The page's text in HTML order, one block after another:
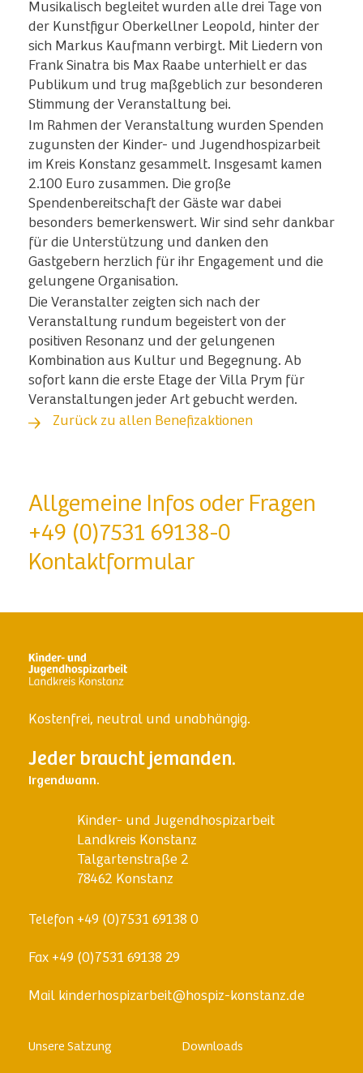
Musikalisch begleitet wurden alle drei Tage von
der Kunstfigur Oberkellner Leopold, hinter der
sich Markus Kaufmann verbirgt. Mit Liedern von
Frank Sinatra bis Max Raabe unterhielt er das
Publikum und trug maßgeblich zur besonderen
Stimmung der Veranstaltung bei.
Im Rahmen der Veranstaltung wurden Spenden
zugunsten der Kinder- und Jugendhospizarbeit
im Kreis Konstanz gesammelt. Insgesamt kamen
2.100 Euro zusammen. Die große
Spendenbereitschaft der Gäste war dabei
besonders bemerkenswert. Wir sind sehr dankbar
für die Unterstützung und danken den
Gastgebern herzlich für ihr Engagement und die
gelungene Organisation.
Die Veranstalter zeigten sich nach der
Veranstaltung rundum begeistert von der
positiven Resonanz und der gelungenen
Kombination aus Kultur und Begegnung. Ab
sofort kann die erste Etage der Villa Prym für
Veranstaltungen jeder Art gebucht werden.
Zurück zu allen Benefizaktionen
Allgemeine Infos oder Fragen
+49 (0)7531 69138-0
Kontaktformular
Kostenfrei, neutral und unabhängig.
Jeder braucht jemanden.
Irgendwann.
Kinder- und Jugendhospizarbeit
Landkreis Konstanz
Talgartenstraße 2
78462 Konstanz
Telefon +49 (0)7531 69138 0
Fax +49 (0)7531 69138 29
Mail kinderhospizarbeit@hospiz-konstanz.de
to
Unsere Satzung Downloads